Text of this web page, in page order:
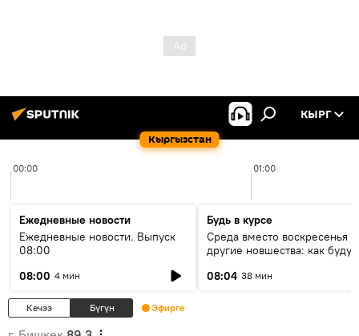
Кыргызстан
КЫРГ
00:00 01:00
Ежедневные новости
Ежедневные новости. Выпуск
08:00
08:00 4 мин
Будь в курсе
Среда вместо воскресенья и
другие новшества: как будут
08:04 38 мин
Кечээ Бүгүн Эфирге